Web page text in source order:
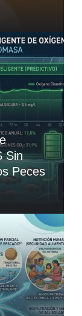
Sin
Peces